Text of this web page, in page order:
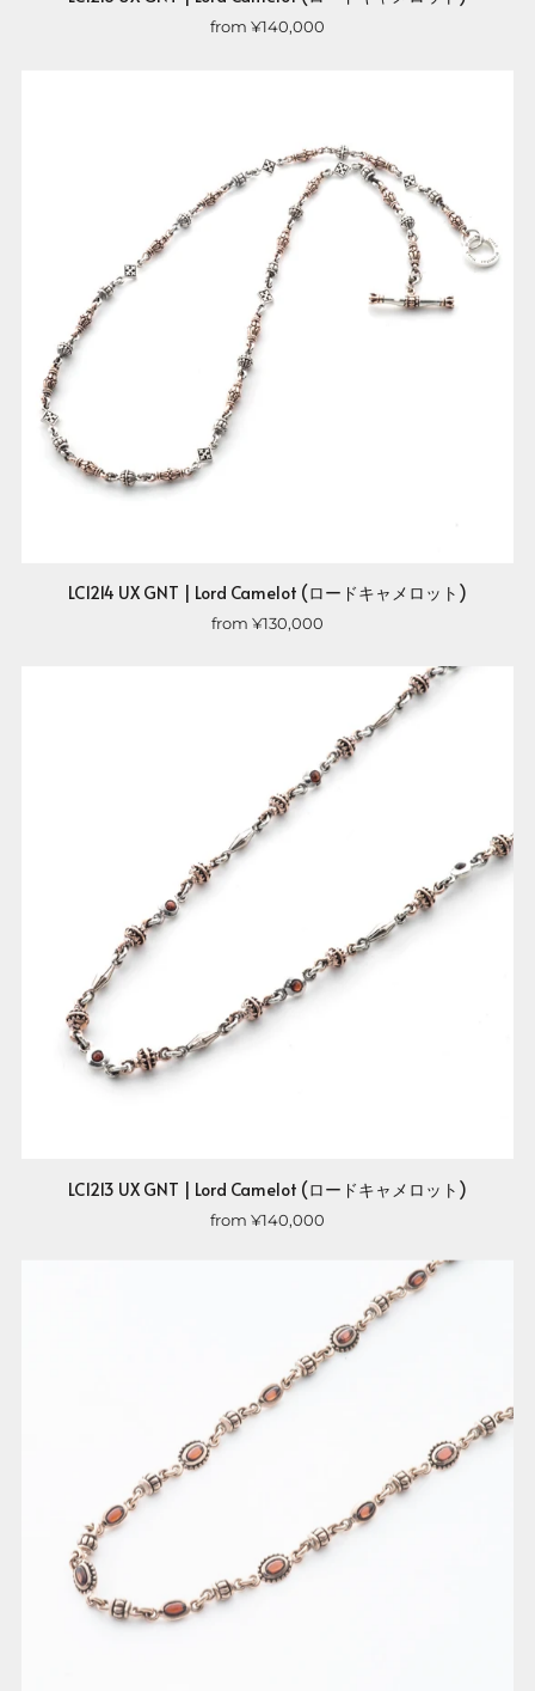
from ¥140,000
LC1214 UX GNT | Lord Camelot (ロードキャメロット)
from ¥130,000
LC1213 UX GNT | Lord Camelot (ロードキャメロット)
from ¥140,000